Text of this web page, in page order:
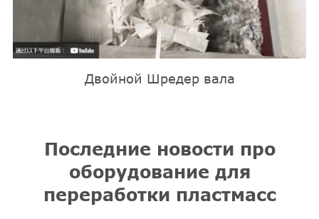
Двойной Шредер вала
Последние новости про
оборудование для
переработки пластмасс